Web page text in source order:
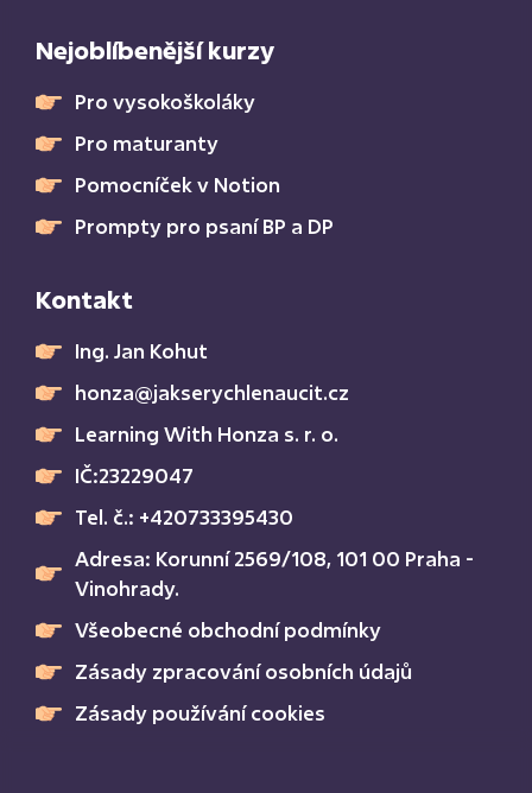
Nejoblíbenější kurzy
Pro vysokoškoláky
Pro maturanty
Pomocníček v Notion
Prompty pro psaní BP a DP
Kontakt
Ing. Jan Kohut
honza@jakserychlenaucit.cz
Learning With Honza s. r. o.
IČ:23229047
Tel. č.: +420733395430
Adresa: Korunní 2569/108, 101 00 Praha -
Vinohrady.
Všeobecné obchodní podmínky
Zásady zpracování osobních údajů
Zásady používání cookies